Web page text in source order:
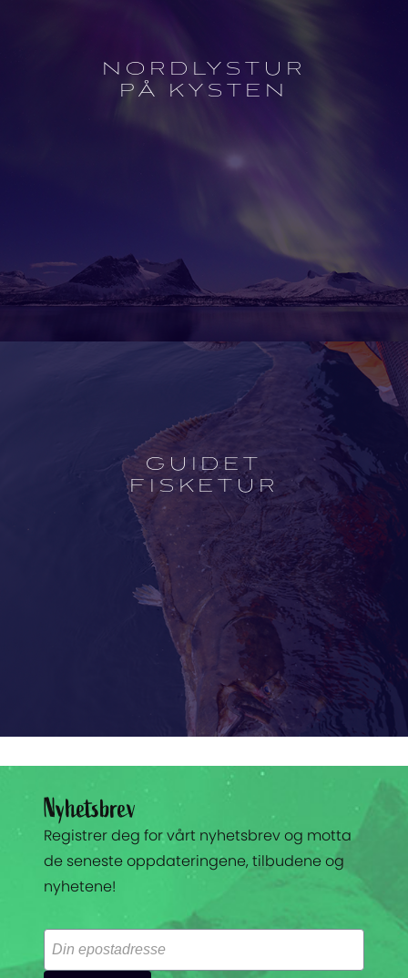
NORDLYSTUR
PÅ KYSTEN
GUIDET
FISKETUR
Nyhetsbrev
Registrer deg for vårt nyhetsbrev og motta
de seneste oppdateringene, tilbudene og
nyhetene!
Your
email